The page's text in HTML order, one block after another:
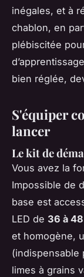
inégales, et à
chablon, en
plébiscitée
bien réglée,
S'équiper
lancer
Le kit de
Vous avez la
Impossible de
base est
LED de 36 à
et homogène,
(indispensable
limes à grains